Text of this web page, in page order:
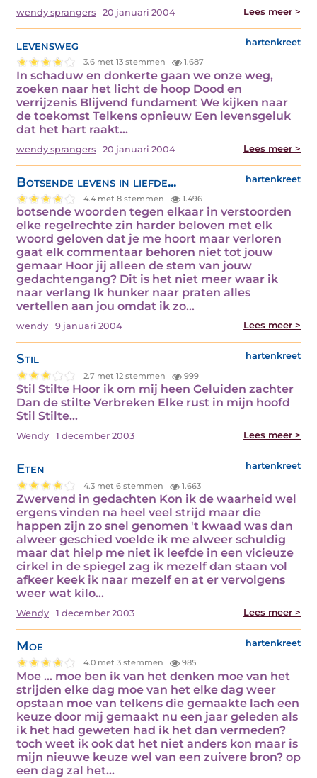
wendy sprangers 20 januari 2004 Lees meer >
levensweg hartenkreet
3.6 met 13 stemmen 1.687
In schaduw en donkerte gaan we onze weg,
zoeken naar het licht de hoop Dood en
verrijzenis Blijvend fundament We kijken naar
de toekomst Telkens opnieuw Een levensgeluk
dat het hart raakt…
wendy sprangers 20 januari 2004 Lees meer >
Botsende levens in liefde... hartenkreet
4.4 met 8 stemmen 1.496
botsende woorden tegen elkaar in verstoorden
elke regelrechte zin harder beloven met elk
woord geloven dat je me hoort maar verloren
gaat elk commentaar behoren niet tot jouw
gemaar Hoor jij alleen de stem van jouw
gedachtengang? Dit is het niet meer waar ik
naar verlang Ik hunker naar praten alles
vertellen aan jou omdat ik zo…
wendy 9 januari 2004 Lees meer >
Stil hartenkreet
2.7 met 12 stemmen 999
Stil Stilte Hoor ik om mij heen Geluiden zachter
Dan de stilte Verbreken Elke rust in mijn hoofd
Stil Stilte…
Wendy 1 december 2003 Lees meer >
Eten hartenkreet
4.3 met 6 stemmen 1.663
Zwervend in gedachten Kon ik de waarheid wel
ergens vinden na heel veel strijd maar die
happen zijn zo snel genomen 't kwaad was dan
alweer geschied voelde ik me alweer schuldig
maar dat hielp me niet ik leefde in een vicieuze
cirkel in de spiegel zag ik mezelf dan staan vol
afkeer keek ik naar mezelf en at er vervolgens
weer wat kilo…
Wendy 1 december 2003 Lees meer >
Moe hartenkreet
4.0 met 3 stemmen 985
Moe ... moe ben ik van het denken moe van het
strijden elke dag moe van het elke dag weer
opstaan moe van telkens die gemaakte lach een
keuze door mij gemaakt nu een jaar geleden als
ik het had geweten had ik het dan vermeden?
toch weet ik ook dat het niet anders kon maar is
mijn nieuwe keuze wel van een zuivere bron? op
een dag zal het…